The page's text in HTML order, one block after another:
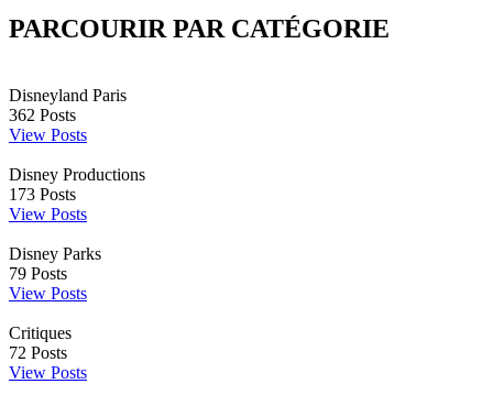
PARCOURIR PAR CATÉGORIE
Disneyland Paris
362 Posts
View Posts
Disney Productions
173 Posts
View Posts
Disney Parks
79 Posts
View Posts
Critiques
72 Posts
View Posts